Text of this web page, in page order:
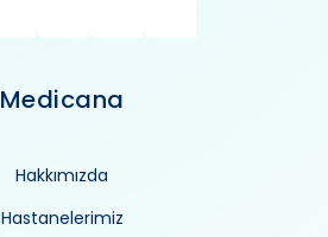
Medicana
Hakkımızda
Hastanelerimiz